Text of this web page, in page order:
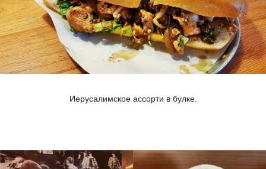
Иерусалимское ассорти в булке.